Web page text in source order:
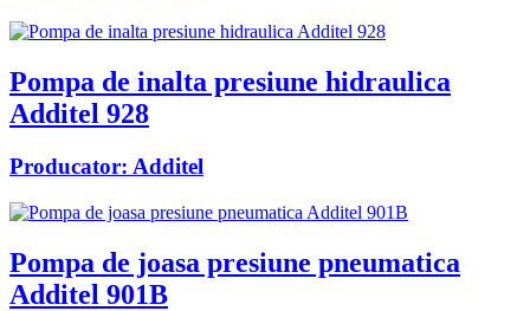
Pompa de inalta presiune hidraulica
Additel 928
Producator: Additel
Pompa de joasa presiune pneumatica
Additel 901B